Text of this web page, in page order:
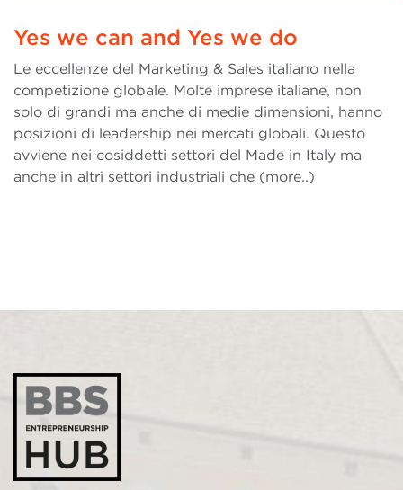
Yes we can and Yes we do
Le eccellenze del Marketing & Sales italiano nella
competizione globale. Molte imprese italiane, non
solo di grandi ma anche di medie dimensioni, hanno
posizioni di leadership nei mercati globali. Questo
avviene nei cosiddetti settori del Made in Italy ma
anche in altri settori industriali che (more..)